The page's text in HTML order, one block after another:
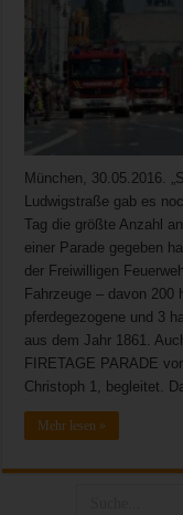
München, 30.05.2016.
Ludwigstraße gab es
Tag die größte Anzahl
einer Parade gegeben
der Freiwilligen
Fahrzeuge – davon
pferdegezogene und 3
aus dem Jahr 1861.
FIRETAGE PARADE
Christoph 1, begleitet.
Mehr lesen »